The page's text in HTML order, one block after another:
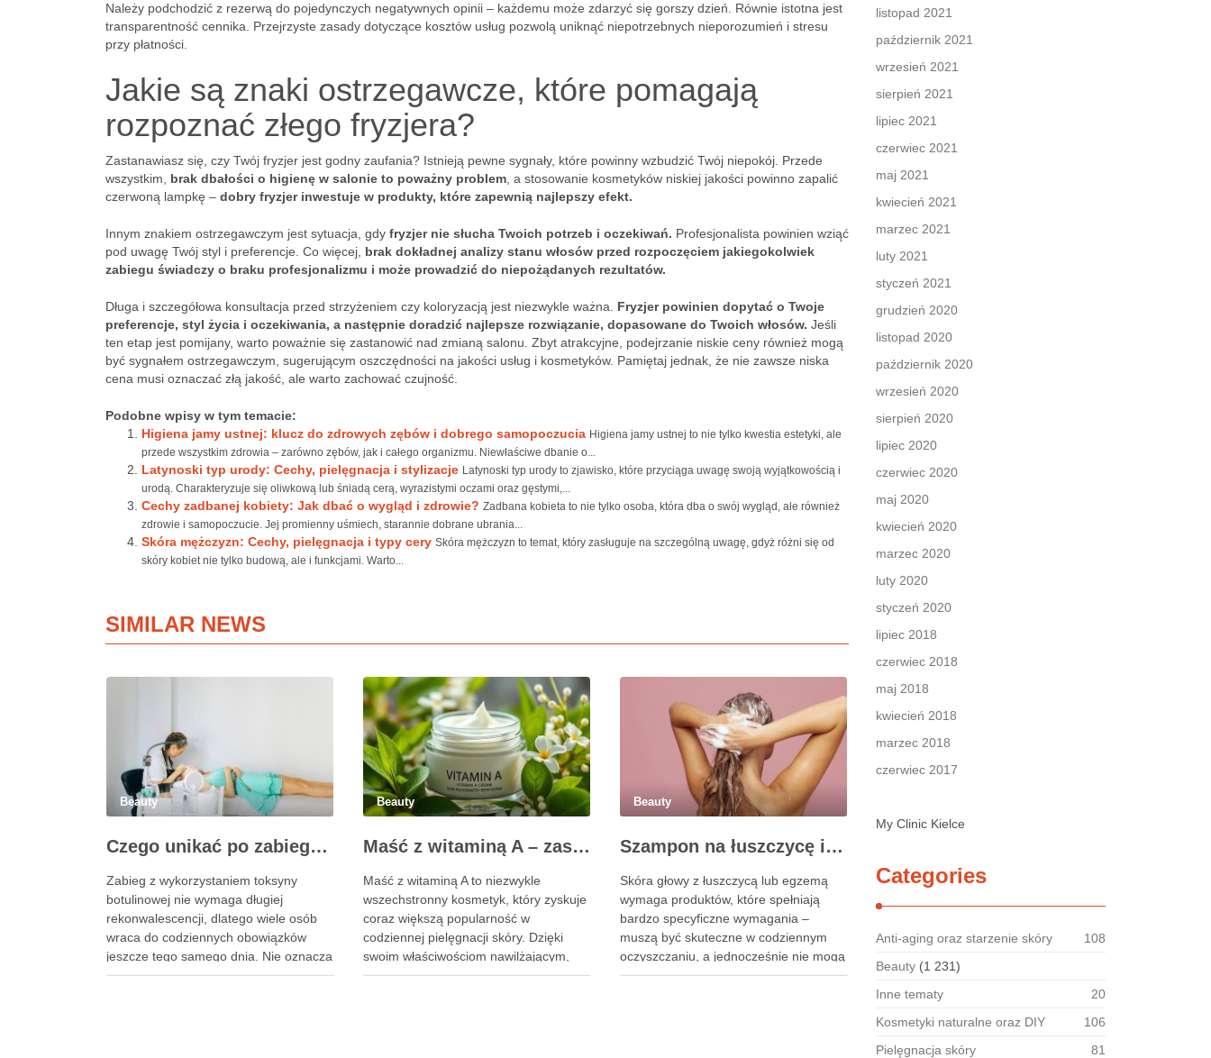
Należy podchodzić z rezerwą do pojedynczych negatywnych opinii – każdemu może zdarzyć się gorszy dzień. Równie istotna jest
transparentność cennika. Przejrzyste zasady dotyczące kosztów usług pozwolą uniknąć niepotrzebnych nieporozumień i stresu
przy płatności.
Jakie są znaki ostrzegawcze, które pomagają
rozpoznać złego fryzjera?
Zastanawiasz się, czy Twój fryzjer jest godny zaufania? Istnieją pewne sygnały, które powinny wzbudzić Twój niepokój. Przede
wszystkim, brak dbałości o higienę w salonie to poważny problem , a stosowanie kosmetyków niskiej jakości powinno zapalić
czerwoną lampkę – dobry fryzjer inwestuje w produkty, które zapewnią najlepszy efekt.
Innym znakiem ostrzegawczym jest sytuacja, gdy fryzjer nie słucha Twoich potrzeb i oczekiwań. Profesjonalista powinien wziąć
pod uwagę Twój styl i preferencje. Co więcej, brak dokładnej analizy stanu włosów przed rozpoczęciem jakiegokolwiek
zabiegu świadczy o braku profesjonalizmu i może prowadzić do niepożądanych rezultatów.
Długa i szczegółowa konsultacja przed strzyżeniem czy koloryzacją jest niezwykle ważna. Fryzjer powinien dopytać o Twoje
preferencje, styl życia i oczekiwania, a następnie doradzić najlepsze rozwiązanie, dopasowane do Twoich włosów. Jeśli
ten etap jest pomijany, warto poważnie się zastanowić nad zmianą salonu. Zbyt atrakcyjne, podejrzanie niskie ceny również mogą
być sygnałem ostrzegawczym, sugerującym oszczędności na jakości usług i kosmetyków. Pamiętaj jednak, że nie zawsze niska
cena musi oznaczać złą jakość, ale warto zachować czujność.
Podobne wpisy w tym temacie:
Higiena jamy ustnej: klucz do zdrowych zębów i dobrego samopoczucia Higiena jamy ustnej to nie tylko kwestia estetyki, ale
przede wszystkim zdrowia – zarówno zębów, jak i całego organizmu. Niewłaściwe dbanie o...
Latynoski typ urody: Cechy, pielęgnacja i stylizacje Latynoski typ urody to zjawisko, które przyciąga uwagę swoją wyjątkowością i
urodą. Charakteryzuje się oliwkową lub śniadą cerą, wyrazistymi oczami oraz gęstymi,...
Cechy zadbanej kobiety: Jak dbać o wygląd i zdrowie? Zadbana kobieta to nie tylko osoba, która dba o swój wygląd, ale również
zdrowie i samopoczucie. Jej promienny uśmiech, starannie dobrane ubrania...
Skóra mężczyzn: Cechy, pielęgnacja i typy cery Skóra mężczyzn to temat, który zasługuje na szczególną uwagę, gdyż różni się od
skóry kobiet nie tylko budową, ale i funkcjami. Warto...
SIMILAR NEWS
Beauty
Czego unikać po zabiegu z toksyną botulinową?
Zabieg z wykorzystaniem toksyny
botulinowej nie wymaga długiej
rekonwalescencji, dlatego wiele osób
wraca do codziennych obowiązków
jeszcze tego samego dnia. Nie oznacza
to jednak, że bezpośrednio po jego
Beauty
Maść z witaminą A – zastosowanie, działanie i bezpieczeństwo stosowania
Maść z witaminą A to niezwykle
wszechstronny kosmetyk, który zyskuje
coraz większą popularność w
codziennej pielęgnacji skóry. Dzięki
swoim właściwościom nawilżającym,
regenerującym oraz przeciwzapalnym,
Beauty
Szampon na łuszczycę i egzemę – jak świadomie dobierać produkty przy wrażliwej skórze głowy?
Skóra głowy z łuszczycą lub egzemą
wymaga produktów, które spełniają
bardzo specyficzne wymagania –
muszą być skuteczne w codziennym
oczyszczaniu, a jednocześnie nie mogą
nasilać reaktywności skóry ani zaburzać
listopad 2021
październik 2021
wrzesień 2021
sierpień 2021
lipiec 2021
czerwiec 2021
maj 2021
kwiecień 2021
marzec 2021
luty 2021
styczeń 2021
grudzień 2020
listopad 2020
październik 2020
wrzesień 2020
sierpień 2020
lipiec 2020
czerwiec 2020
maj 2020
kwiecień 2020
marzec 2020
luty 2020
styczeń 2020
lipiec 2018
czerwiec 2018
maj 2018
kwiecień 2018
marzec 2018
czerwiec 2017
My Clinic Kielce
Categories
Anti-aging oraz starzenie skóry
108
Beauty (1 231)
Inne tematy
20
Kosmetyki naturalne oraz DIY
106
Pielęgnacja skóry
81